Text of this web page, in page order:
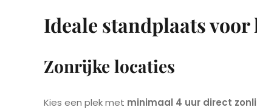
Ideale standplaats
Zonrijke locaties
Kies een plek met minimaal 4 uur direct